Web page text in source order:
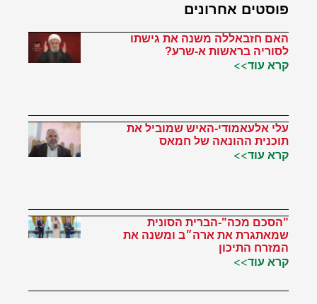
פוסטים אחרונים
האם חזבאללה משנה את גישתו
לסוריה בראשות א-שרע?
קרא עוד>>
עלי אלעאמודי-האיש שמוביל את
תוכנית ההונאה של חמאס
קרא עוד>>
"הסכם מכה"-הברית הסונית
שמאתגרת את ארה״ב ומשנה את
המזרח התיכון
קרא עוד>>